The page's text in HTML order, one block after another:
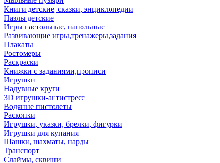
Книги детские, сказки, энциклопедии
Пазлы детские
Игры настольные, напольные
Развивающие игры,тренажеры,задания
Плакаты
Ростомеры
Раскраски
Книжки с заданиями,прописи
Игрушки
Надувные круги
3D игрушки-антистресс
Водяные пистолеты
Раскопки
Игрушки, указки, брелки, фигурки
Игрушки для купания
Шашки, шахматы, нарды
Транспорт
Слаймы, сквиши